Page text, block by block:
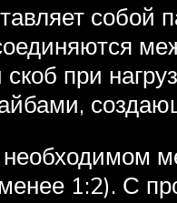
собой
при
1:2). С